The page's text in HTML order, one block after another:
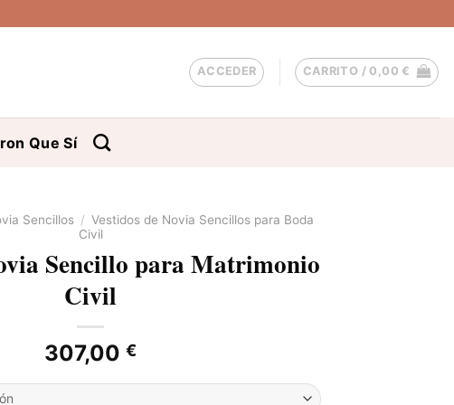
ACCEDER CARRITO / 0,00€
Que Sí
Sencillos / Vestidos de Novia Sencillos para Boda
Civil
Sencillo para Matrimonio
Civil
307,00 €